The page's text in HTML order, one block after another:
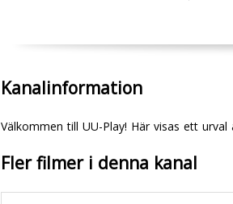
Kanalinformation
Välkommen till UU-Play! Här visas ett
Fler filmer i denna kanal